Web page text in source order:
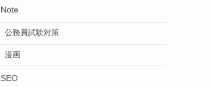
Note
公務員試験対策
漫画
SEO